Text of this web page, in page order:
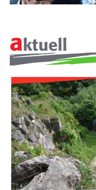
PRESSE
KONTAKT
SITEMAP
UNS